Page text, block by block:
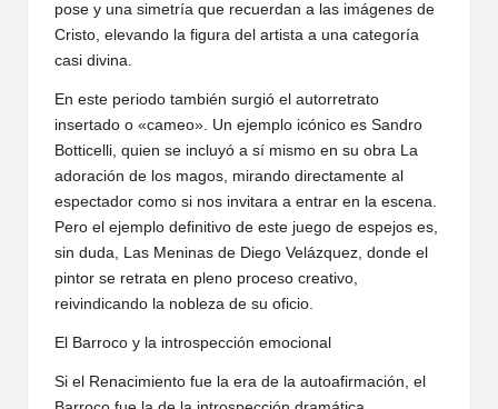
pose y una simetría que recuerdan a las imágenes de
Cristo, elevando la figura del artista a una categoría
casi divina.
En este periodo también surgió el autorretrato
insertado o «cameo». Un ejemplo icónico es Sandro
Botticelli, quien se incluyó a sí mismo en su obra La
adoración de los magos, mirando directamente al
espectador como si nos invitara a entrar en la escena.
Pero el ejemplo definitivo de este juego de espejos es,
sin duda, Las Meninas de Diego Velázquez, donde el
pintor se retrata en pleno proceso creativo,
reivindicando la nobleza de su oficio.
El Barroco y la introspección emocional
Si el Renacimiento fue la era de la autoafirmación, el